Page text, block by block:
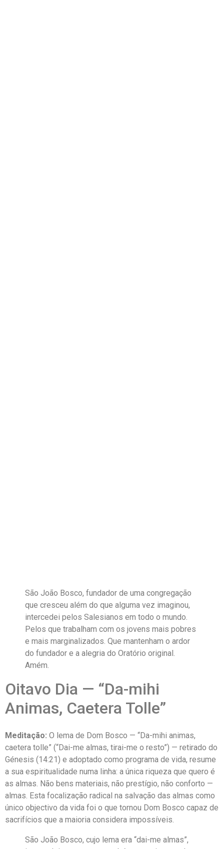
São João Bosco, fundador de uma congregação
que cresceu além do que alguma vez imaginou,
intercedei pelos Salesianos em todo o mundo.
Pelos que trabalham com os jovens mais pobres
e mais marginalizados. Que mantenham o ardor
do fundador e a alegria do Oratório original.
Amém.
Oitavo Dia — “Da-mihi
Animas, Caetera Tolle”
Meditação: O lema de Dom Bosco — “Da-mihi animas,
caetera tolle” (“Dai-me almas, tirai-me o resto”) — retirado do
Génesis (14:21) e adoptado como programa de vida, resume
a sua espiritualidade numa linha: a única riqueza que quero é
as almas. Não bens materiais, não prestígio, não conforto —
almas. Esta focalização radical na salvação das almas como
único objectivo da vida foi o que tornou Dom Bosco capaz de
sacrifícios que a maioria considera impossíveis.
São João Bosco, cujo lema era “dai-me almas”,